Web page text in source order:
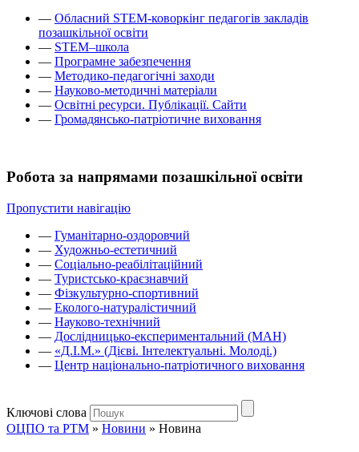
— Обласний STEM-коворкінг педагогів закладів
позашкільної освіти
— STEM–школа
— Програмне забезпечення
— Методико-педагогічні заходи
— Науково-методичні матеріали
— Освітні ресурси. Публікації. Сайти
— Громадянсько-патріотичне виховання
Робота за напрямами позашкільної освіти
Пропустити навігацію
— Гуманітарно-оздоровчий
— Художньо-естетичний
— Соціально-реабілітаційний
— Туристсько-краєзнавчий
— Фізкультурно-спортивний
— Еколого-натуралістичний
— Науково-технічний
— Дослідницько-експериментальний (МАН)
— «Д.І.М.» (Дієві. Інтелектуальні. Молоді.)
— Центр національно-патріотичного виховання
Ключові слова
ОЦПО та РТМ » Новини » Новина